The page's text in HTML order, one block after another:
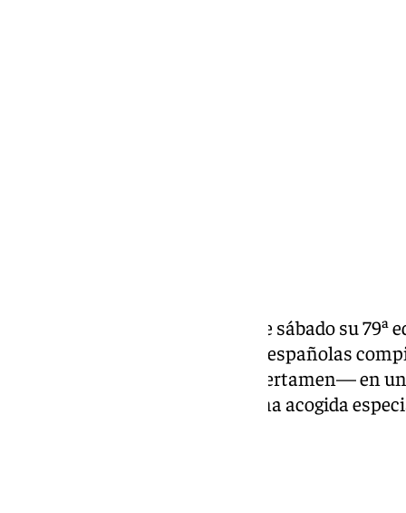
El Festival de Cannes cierra este sábado su
papel destacado. Tres películas españolas
categoría más importante del certamen— en
internacional ha dispensado una acogida